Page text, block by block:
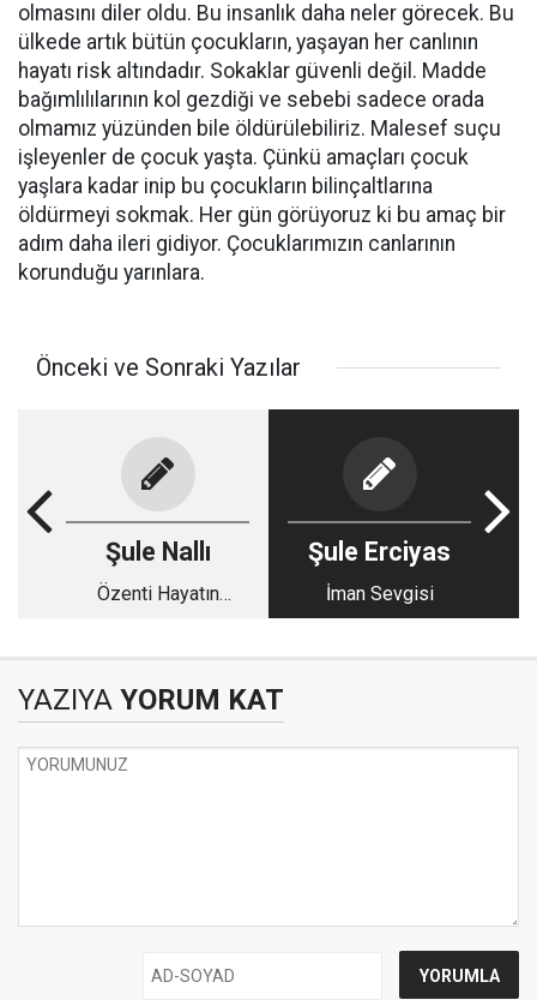
olmasını diler oldu. Bu insanlık daha neler görecek. Bu
ülkede artık bütün çocukların, yaşayan her canlının
hayatı risk altındadır. Sokaklar güvenli değil. Madde
bağımlılılarının kol gezdiği ve sebebi sadece orada
olmamız yüzünden bile öldürülebiliriz. Malesef suçu
işleyenler de çocuk yaşta. Çünkü amaçları çocuk
yaşlara kadar inip bu çocukların bilinçaltlarına
öldürmeyi sokmak. Her gün görüyoruz ki bu amaç bir
adım daha ileri gidiyor. Çocuklarımızın canlarının
korunduğu yarınlara.
Önceki ve Sonraki Yazılar
Şule Nallı
Özenti Hayatın
Şule Erciyas
İman Sevgisi
YAZIYA YORUM KAT